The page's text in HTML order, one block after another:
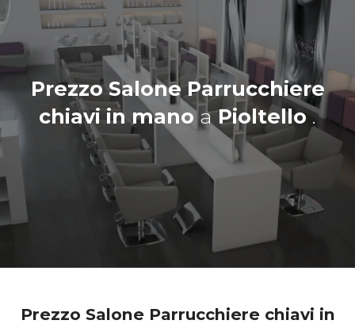
Prezzo Salone Parrucchiere
chiavi in manoaPioltello.
Prezzo Salone Parrucchiere chiavi in